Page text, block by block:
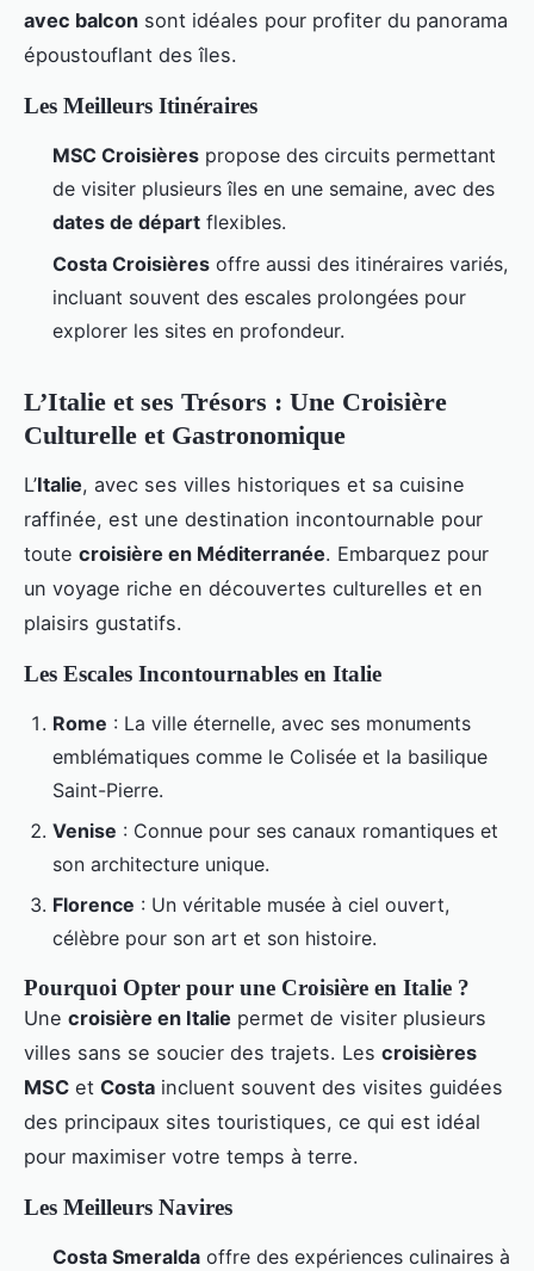
avec balcon sont idéales pour profiter du panorama
époustouflant des îles.
Les Meilleurs Itinéraires
MSC Croisières propose des circuits permettant
de visiter plusieurs îles en une semaine, avec des
dates de départ flexibles.
Costa Croisières offre aussi des itinéraires variés,
incluant souvent des escales prolongées pour
explorer les sites en profondeur.
L’Italie et ses Trésors : Une Croisière
Culturelle et Gastronomique
L’Italie, avec ses villes historiques et sa cuisine
raffinée, est une destination incontournable pour
toute croisière en Méditerranée. Embarquez pour
un voyage riche en découvertes culturelles et en
plaisirs gustatifs.
Les Escales Incontournables en Italie
Rome : La ville éternelle, avec ses monuments
emblématiques comme le Colisée et la basilique
Saint-Pierre.
Venise : Connue pour ses canaux romantiques et
son architecture unique.
Florence : Un véritable musée à ciel ouvert,
célèbre pour son art et son histoire.
Pourquoi Opter pour une Croisière en Italie ?
Une croisière en Italie permet de visiter plusieurs
villes sans se soucier des trajets. Les croisières
MSC et Costa incluent souvent des visites guidées
des principaux sites touristiques, ce qui est idéal
pour maximiser votre temps à terre.
Les Meilleurs Navires
Costa Smeralda offre des expériences culinaires à